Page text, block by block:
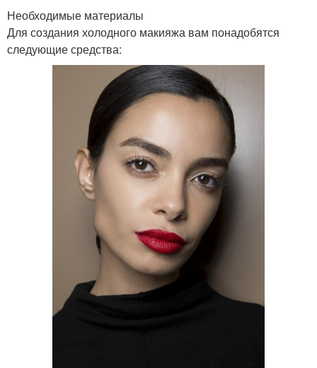
Необходимые материалы
Для создания холодного макияжа вам понадобятся
следующие средства: